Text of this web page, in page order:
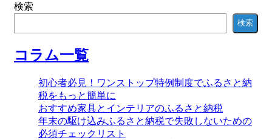
検索
検索
コラム一覧
初心者必見！ワンストップ特例制度でふるさと納
税をもっと簡単に
おすすめ家具とインテリアのふるさと納税
年末の駆け込みふるさと納税で失敗しないための
必須チェックリスト